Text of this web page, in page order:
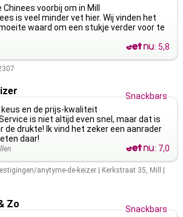
voorbij om in Mill
is veel minder vet hier. Wij vinden het
waard om een stukje verder voor te
:5,8
Snackbars
keus en de prijs-kwaliteit
is niet altijd even snel, maar dat is
de drukte! Ik vind het zeker een aanrader
daar!
: 7,0
anytyme-de-keizer Kerkstraat 35, Mill
Zo
Snackbars